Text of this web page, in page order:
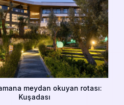
meydan okuyan rotası:
Kuşadası